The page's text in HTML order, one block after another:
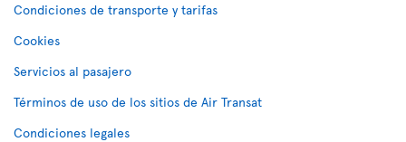
Condiciones de transporte y tarifas
Cookies
Servicios al pasajero
Términos de uso de los sitios de Air Transat
Condiciones legales